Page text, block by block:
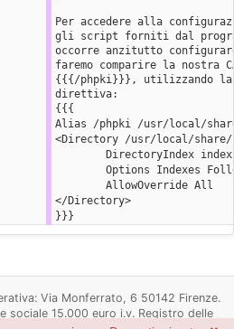
Per accedere alla
gli script forniti dal
occorre anzitutto
faremo comparire la nostra
{{{/phpki}}}, utilizzando la
direttiva:
{{{
Alias /phpki /usr/local/
<Directory /usr/local/share/
DirectoryIndex
Options Indexes
        AllowOverride All
</Directory>
}}}
Via Monferrato, 6 50142 Firenze.
sociale 15.000 euro i.v. Registro delle